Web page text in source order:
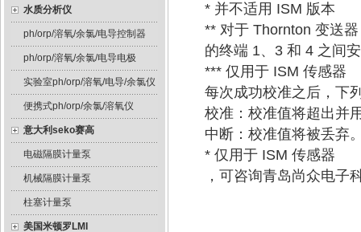
水质分析仪
ph/orp/溶氧/余氯/电导控制器
ph/orp/溶氧/余氯/电导电极
实验室ph/orp/溶氧/电导/余氯仪
便携式ph/orp/余氯/溶氧仪
意大利seko赛高
电磁隔膜计量泵
机械隔膜计量泵
柱塞计量泵
美国米顿罗LMI
* 并不适用 ISM 版本
** 对于 Thornton 变送
的终端 1、3 和 4 之间
*** 仅用于 ISM 传感器
每次成功校准之后，下
校准：校准值将超出并
中断：校准值将被丢弃
* 仅用于 ISM 传感器
，可咨询青岛尚众电子